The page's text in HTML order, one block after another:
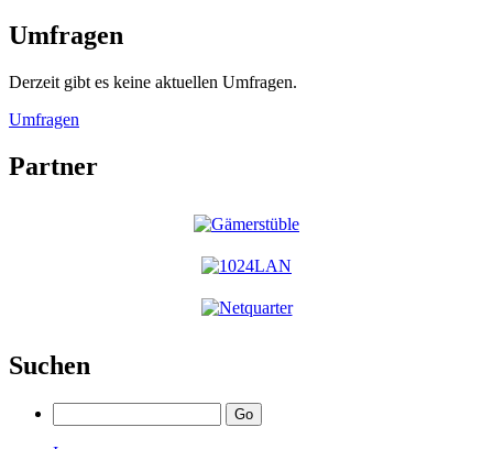
Umfragen
Derzeit gibt es keine aktuellen Umfragen.
Umfragen
Partner
Suchen